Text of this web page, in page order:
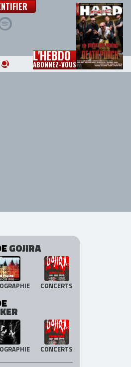
L'HEBDO
ABONNEZ-VOUS
GOJIRA
CONCERTS
CONCERTS